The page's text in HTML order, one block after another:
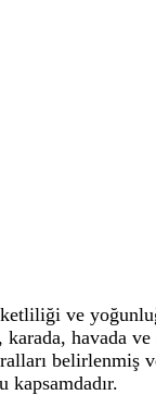
ve
havada
belirlenmiş
kapsamdadır.